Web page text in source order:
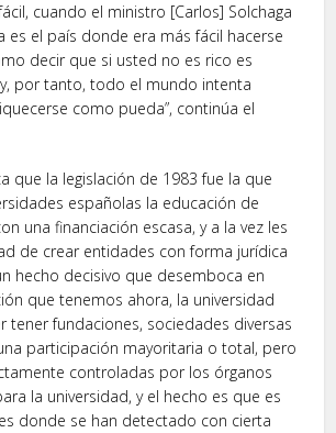
cuando el ministro [Carlos] Solchaga
es el país donde era más fácil hacerse
decir que si usted no es rico es
por tanto, todo el mundo intenta
como pueda”, continúa el
que la legislación de 1983 fue la que
españolas la educación de
una financiación escasa, y a la vez les
de crear entidades con forma jurídica
hecho decisivo que desemboca en
que tenemos ahora, la universidad
tener fundaciones, sociedades diversas
participación mayoritaria o total, pero
controladas por los órganos
la universidad, y el hecho es que es
donde se han detectado con cierta